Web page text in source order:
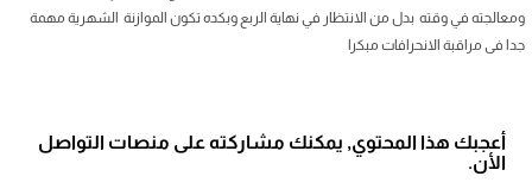
ومعالجته في وقته بدل من الانتظار في نهاية الربع وبكده تكون الموازنة الشهرية مهمة
جدا فى مراقبة الانحرافات مبكرا
أعجبك هذا المحتوي, يمكنك مشاركته على منصات التواصل
الأن.